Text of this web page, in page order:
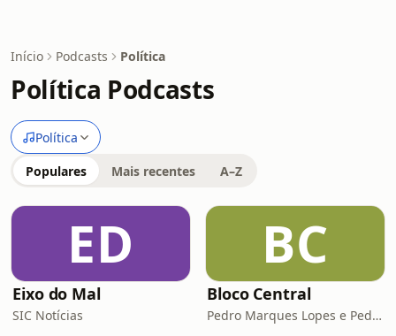
Início Podcasts Política
Política Podcasts
Política
Populares Mais recentes A–Z
ED
Eixo do Mal
SIC Notícias
BC
Bloco Central
Pedro Marques Lopes e Pedro Siza Vieira